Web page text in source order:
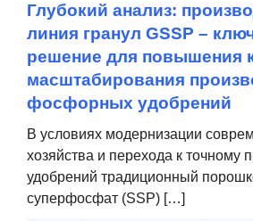
Глубокий анализ:
линия гранул GSSP –
решение для повышения
масштабирования
фосфорных удобрений
В условиях модернизации
хозяйства и перехода к точному
удобрений традиционный
суперфосфат (SSP) […]